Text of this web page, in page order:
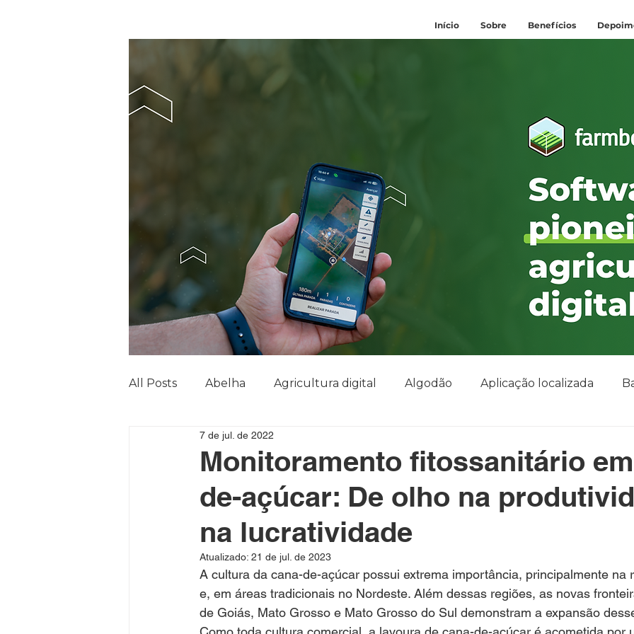
Início Sobre Benefícios
All Posts Abelha Agricultura digital Algodão Aplicação localizada
Bicudo do Algodoeiro
cana-de-açúcar Checkplant Citros Cobertura de solo Colheita
Cultura de inverno Doenças
Falsa medideira Feijão Farmbox fenômeno climático ferrugem
Monitoramento fitossanitário
de-açúcar: De olho na
na lucratividade
7 de jul. de 2022
Atualizado: 21 de jul. de 2023
A cultura da cana-de-açúcar possui extrema importância, principalmente na
e, em áreas tradicionais no Nordeste. Além dessas regiões, as novas
de Goiás, Mato Grosso e Mato Grosso do Sul demonstram a expansão